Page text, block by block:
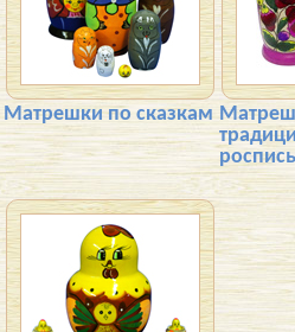
Матрешки по сказкам